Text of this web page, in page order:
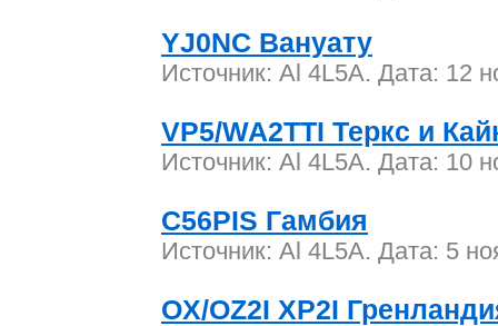
YJ0NC Вануату
Источник: Al 4L5A. Дата: 12
VP5/WA2TTI Теркс и
Источник: Al 4L5A. Дата: 10
C56PIS Гамбия
Источник: Al 4L5A. Дата: 5
OX/OZ2I XP2I